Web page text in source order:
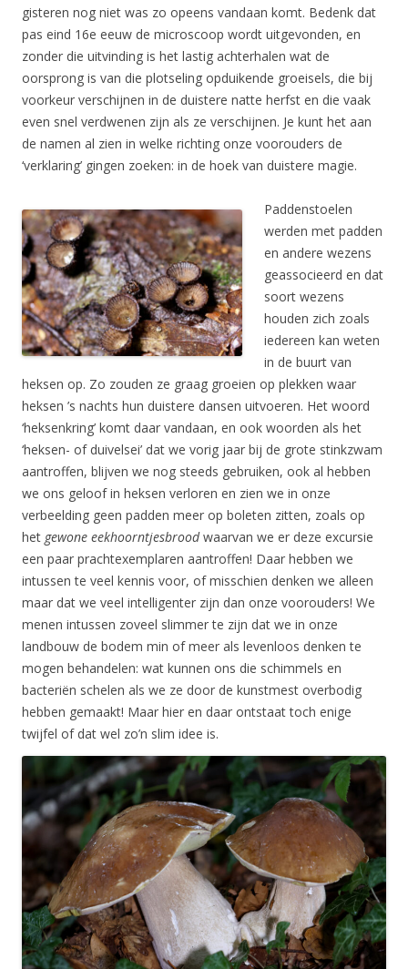
gisteren nog niet was zo opeens vandaan komt. Bedenk dat
pas eind 16e eeuw de microscoop wordt uitgevonden, en
zonder die uitvinding is het lastig achterhalen wat de
oorsprong is van die plotseling opduikende groeisels, die bij
voorkeur verschijnen in de duistere natte herfst en die vaak
even snel verdwenen zijn als ze verschijnen. Je kunt het aan
de namen al zien in welke richting onze voorouders de
‘verklaring’ gingen zoeken: in de hoek van duistere magie.
Paddenstoelen
werden met padden
en andere wezens
geassocieerd en dat
soort wezens
houden zich zoals
iedereen kan weten
in de buurt van
heksen op. Zo zouden ze graag groeien op plekken waar
heksen ’s nachts hun duistere dansen uitvoeren. Het woord
‘heksenkring’ komt daar vandaan, en ook woorden als het
‘heksen- of duivelsei’ dat we vorig jaar bij de grote stinkzwam
aantroffen, blijven we nog steeds gebruiken, ook al hebben
we ons geloof in heksen verloren en zien we in onze
verbeelding geen padden meer op boleten zitten, zoals op
het gewone eekhoorntjesbroodwaarvan we er deze excursie
een paar prachtexemplaren aantroffen! Daar hebben we
intussen te veel kennis voor, of misschien denken we alleen
maar dat we veel intelligenter zijn dan onze voorouders! We
menen intussen zoveel slimmer te zijn dat we in onze
landbouw de bodem min of meer als levenloos denken te
mogen behandelen: wat kunnen ons die schimmels en
bacteriën schelen als we ze door de kunstmest overbodig
hebben gemaakt! Maar hier en daar ontstaat toch enige
twijfel of dat wel zo’n slim idee is.